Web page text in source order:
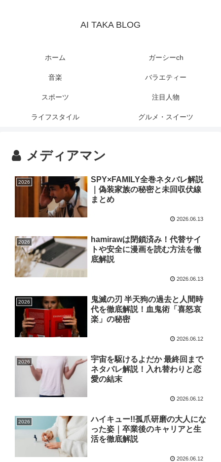
AI TAKA BLOG
ホーム ガーシーch
音楽 バラエティー
スポーツ 注目人物
ライフスタイル グルメ・スイーツ
メディアマン
2026
SPY×FAMILY全巻ネタバレ解説
｜偽装家族の秘密と未回収伏線
まとめ
2026.06.13
2026
hamirawは閉鎖済み！代替サイ
トや安全に漫画を読む方法を徹
底解説
2026.06.13
2026
鬼滅の刃 半天狗の過去と人間時
代を徹底解説！血鬼術「喜怒哀
楽」の秘密
2026.06.12
2026
宇宙を駆けるよだか 最終回まで
ネタバレ解説！入れ替わりと恋
愛の結末
2026.06.12
2026
ハイキュー!!孤爪研磨の大人にな
った姿｜卒業後のキャリアと生
活を徹底解説
2026.06.12